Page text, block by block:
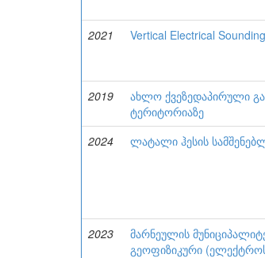
2021
Vertical Electrical
2019
ახლო ქვეზედაპირული
ტერიტორიაზე
2024
ლატალი ჰესის
2023
მარნეულის
გეოფიზიკური